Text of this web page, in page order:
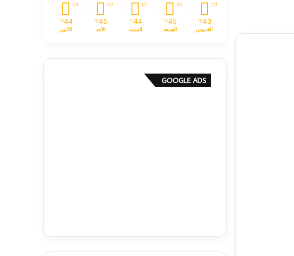
43
℃
الخميس
45
℃
الجمعة
44
℃
السبت
45
℃
الأحد
44
℃
الأثنين
GOOGLE ADS